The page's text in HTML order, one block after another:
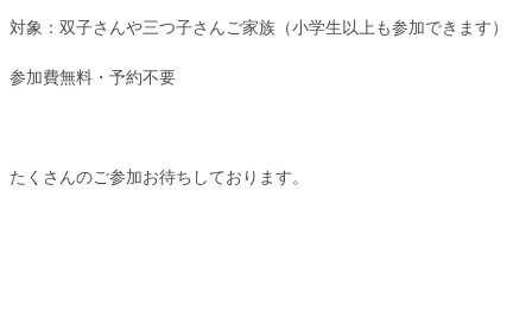
対象：双子さんや三つ子さんご家族（小学生以上も参加できます）
参加費無料・予約不要
たくさんのご参加お待ちしております。